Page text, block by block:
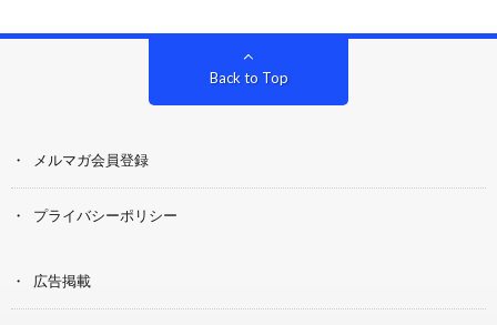
Back to Top
メルマガ会員登録
プライバシーポリシー
広告掲載